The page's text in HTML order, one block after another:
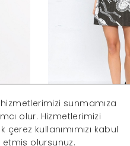
Kadın Antrasit
sunmamıza
olur. Hizmetlerimizi
çerez kullanımımızı kabul
etmiş olursunuz.